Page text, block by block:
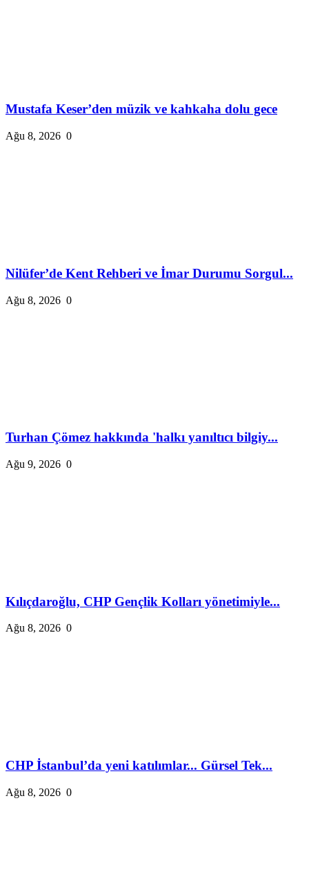
Mustafa Keser’den müzik ve kahkaha dolu gece
Ağu 8, 2026 0
Nilüfer’de Kent Rehberi ve İmar Durumu Sorgul...
Ağu 8, 2026 0
Turhan Çömez hakkında 'halkı yanıltıcı bilgiy...
Ağu 9, 2026 0
Kılıçdaroğlu, CHP Gençlik Kolları yönetimiyle...
Ağu 8, 2026 0
CHP İstanbul’da yeni katılımlar... Gürsel Tek...
Ağu 8, 2026 0